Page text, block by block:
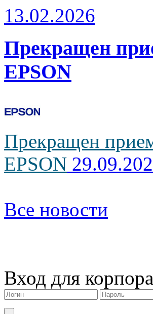
13.02.2026
Прекращен
EPSON
Прекращен
EPSON
Все новости
Вход для